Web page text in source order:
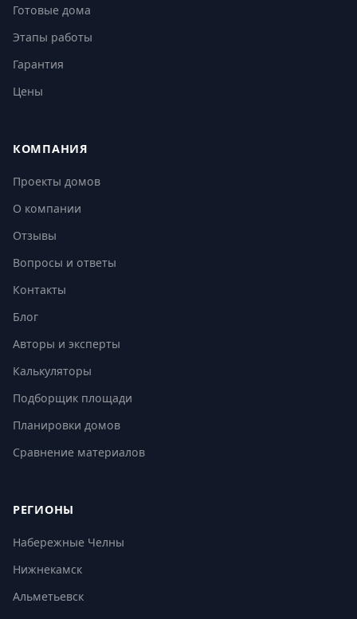
Готовые дома
Этапы работы
Гарантия
Цены
КОМПАНИЯ
Проекты домов
О компании
Отзывы
Вопросы и ответы
Контакты
Блог
Авторы и эксперты
Калькуляторы
Подборщик площади
Планировки домов
Сравнение материалов
РЕГИОНЫ
Набережные Челны
Нижнекамск
Альметьевск